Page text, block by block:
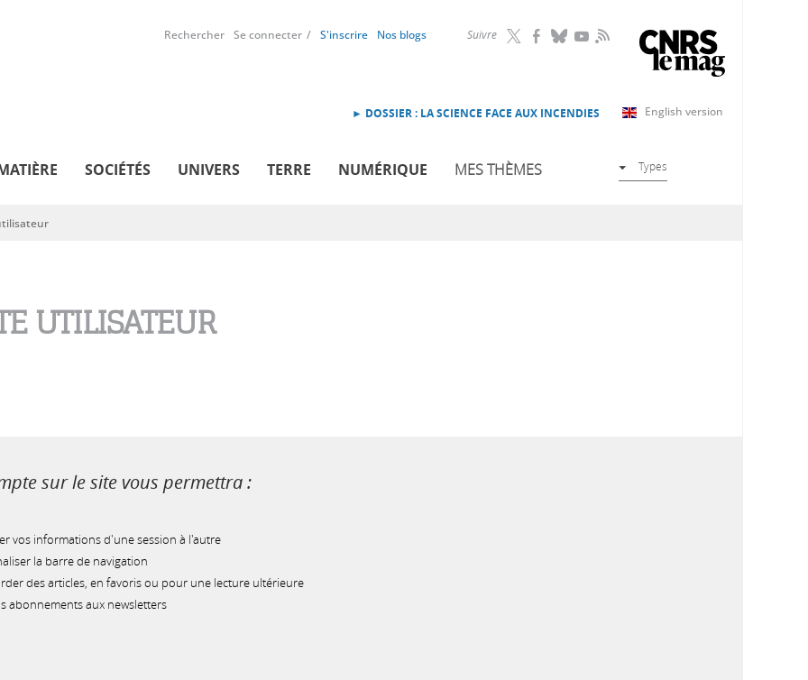
Suivre RSS
Rechercher Se connecter S'inscrire Nos blogs
English version
► DOSSIER : LA SCIENCE FACE AUX INCENDIES
SOCIÉTÉS UNIVERS TERRE NUMÉRIQUE MES THÈMES Types
UTILISATEUR
sur le site vous permettra :
vos informations d'une session à l'autre
la barre de navigation
des articles, en favoris ou pour une lecture ultérieure
abonnements aux newsletters